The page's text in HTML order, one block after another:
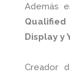
Además
Display y
Creador